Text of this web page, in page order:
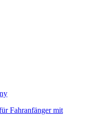
Fahranfänger mit